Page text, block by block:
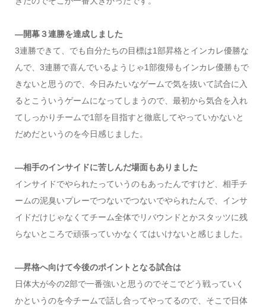
―開幕３連勝を達成しました
3連勝できて、でも自分たちの目標は1部昇格とインカレ優勝な
んで、3連勝で喜んでいるようじゃ1部復帰もインカレ優勝もで
きないと思うので、今日みたいなゲームで気を抜いて試合に入
るとこういうゲームになってしまうので、最初から気合を入れ
てしっかりチームで1部を目指すと徹底してやっていかないと
だめだというのを今日感じました。
―相手のインサイドに苦しんだ場面もありました
インサイドでやられたっていうのもあったんですけど、相手チ
ームの泥臭いプレーでつないでつないでやられたんで、インサ
イドだけじゃなくてチーム全体でリバウンドとかスタッツに残
らないところで頑張っていかなくてはいけないと感じました。
―昇格へ向けて今後のポイントとなる試合は
日体大が今の2部で一番強いと思うのでそこでどう戦っていく
かというのを今チームで話し合ってやってるので、そこで日体